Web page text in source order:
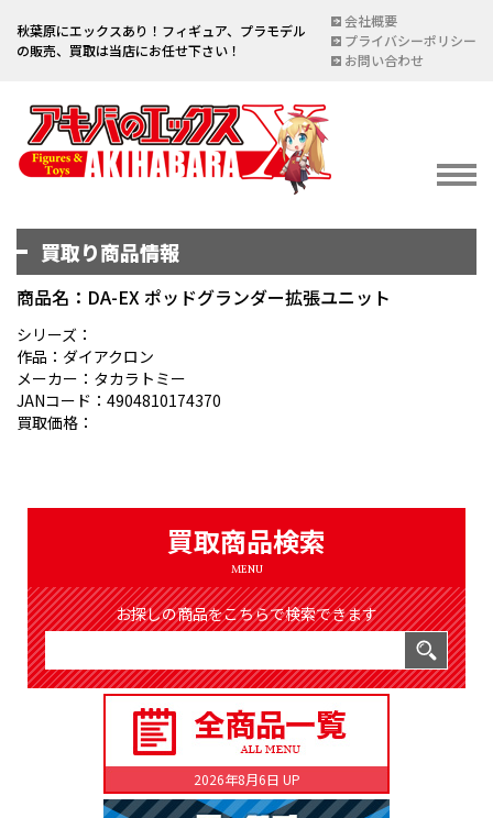
秋葉原にエックスあり！フィギュア、プラモデル
の販売、買取は当店にお任せ下さい！
会社概要
プライバシーポリシー
お問い合わせ
イベント情報
宅配買取のご案内
DELIVERY PURCHASE
買取お申し込み
ASSESSMENT
買取り商品情報
商品名：DA-EX ポッドグランダー拡張ユニット
シリーズ：
作品：ダイアクロン
メーカー：タカラトミー
JANコード：4904810174370
買取価格：
買取商品検索
MENU
お探しの商品をこちらで検索できます
2026年8月6日 UP